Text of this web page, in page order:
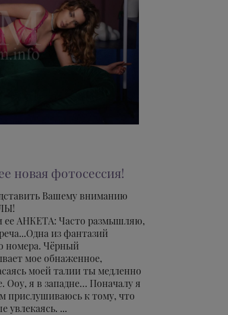
новая фотосессия!
Вашему вниманию
ее АНКЕТА: Часто размышляю,
из фантазий
номера. Чёрный
мое обнаженное,
моей талии ты медленно
Ооу, я в западне… Поначалу я
прислушиваюсь к тому, что
увлекаясь. ...